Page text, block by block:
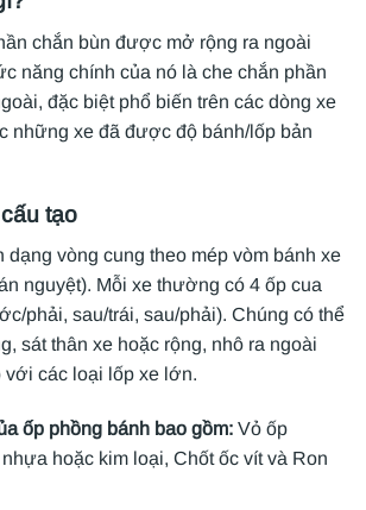
chắn bùn được mở rộng ra ngoài
năng chính của nó là che chắn phần
đặc biệt phổ biến trên các dòng xe
những xe đã được độ bánh/lốp bản
tạo
dạng vòng cung theo mép vòm bánh xe
nguyệt). Mỗi xe thường có 4 ốp cua
phải, sau/trái, sau/phải). Chúng có thể
sát thân xe hoặc rộng, nhô ra ngoài
với các loại lốp xe lớn.
ốp phồng bánh bao gồm: Vỏ ốp
hoặc kim loại, Chốt ốc vít và Ron